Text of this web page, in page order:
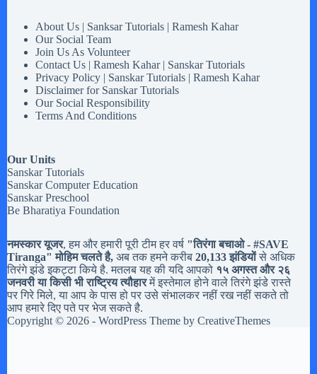
About Us | Sanksar Tutorials | Ramesh Kahar
Our Social Team
Join Us As Volunteer
Contact Us | Ramesh Kahar | Sanskar Tutorials
Privacy Policy | Sanskar Tutorials | Ramesh Kahar
Disclaimer for Sanskar Tutorials
Our Social Responsibility
Terms And Conditions
Our Units
Sanskar Tutorials
Sanskar Computer Education
Sanskar Preschool
Be Bharatiya Foundation
नमस्कार यूजर, हम और हमारी पूरी टीम हर वर्ष "तिरंगा बचाओ - #SAVE
Tiranga" मोहिम चलते है, अब तक हमने करीब 20,133 झंडियोंसे अधिक
तिरंगे झंडे इकट्टा किये है. मतलब यह की यदि आपको १५ अगस्त और २६
जनवरी या किसी भी राष्ट्रिय त्यौहारमें इस्तेमाल होने वाले तिरंगे झंडे रास्ते
पर गिरे मिले, या आप के पास हो पर उसे संभालकर नहीं रख नहीं सकते तो
आप हमारे दिए पते पर भेज सकते है.
Copyright © 2026 - WordPress Theme by CreativeThemes